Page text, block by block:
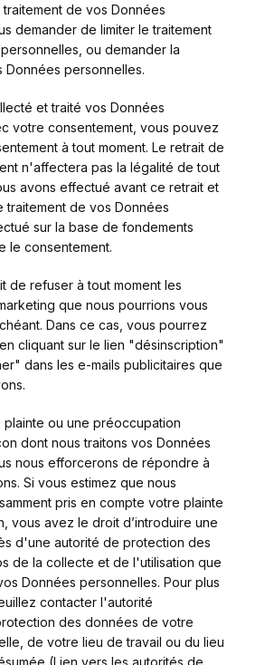
de vos Données
demander de limiter le traitement
ou demander la
personnelles.
et traité vos Données
votre consentement, vous pouvez
à tout moment. Le retrait de
n'affectera pas la légalité de tout
avons effectué avant ce retrait et
traitement de vos Données
sur la base de fondements
le consentement.
de refuser à tout moment les
que nous pourrions vous
Dans ce cas, vous pourrez
cliquant sur le lien "désinscription"
dans les e-mails publicitaires que
plainte ou une préoccupation
dont nous traitons vos Données
nous efforcerons de répondre à
Si vous estimez que nous
pris en compte votre plainte
vous avez le droit d’introduire une
d'une autorité de protection des
de la collecte et de l'utilisation que
Données personnelles. Pour plus
contacter l'autorité
des données de votre
de votre lieu de travail ou du lieu
(Lien vers les autorités de